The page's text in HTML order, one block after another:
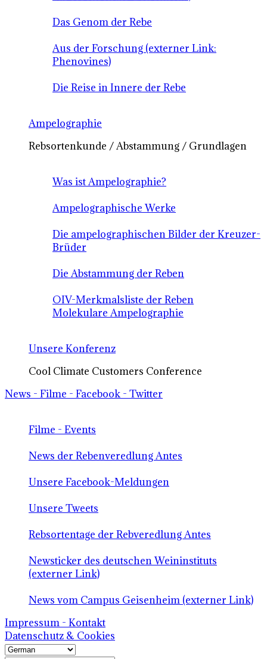
Das Genom der Rebe
Aus der Forschung (externer Link:
Phenovines)
Die Reise in Innere der Rebe
Ampelographie
Rebsortenkunde / Abstammung / Grundlagen
Was ist Ampelographie?
Ampelographische Werke
Die ampelographischen Bilder der Kreuzer-
Brüder
Die Abstammung der Reben
OIV-Merkmalsliste der Reben
Molekulare Ampelographie
Unsere Konferenz
Cool Climate Customers Conference
News - Filme - Facebook - Twitter
Filme - Events
News der Rebenveredlung Antes
Unsere Facebook-Meldungen
Unsere Tweets
Rebsortentage der Rebveredlung Antes
Newsticker des deutschen Weininstituts
(externer Link)
News vom Campus Geisenheim (externer Link)
Impressum - Kontakt
Datenschutz & Cookies